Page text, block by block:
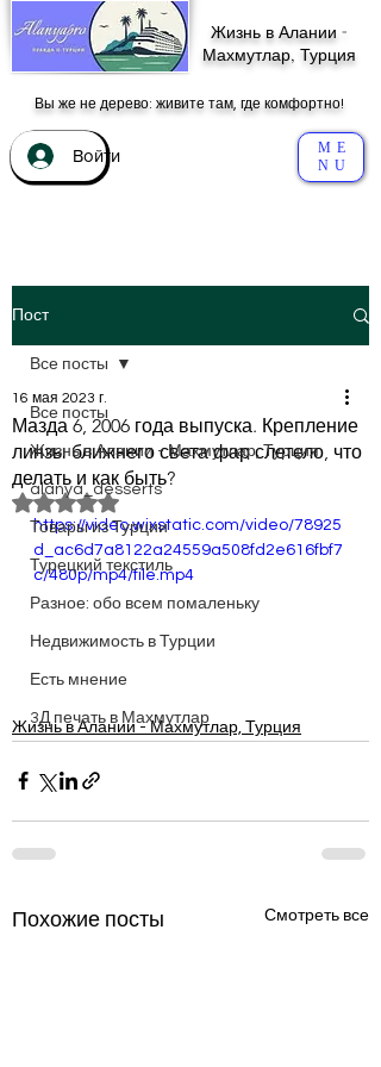
Жизнь в Алании -
Махмутлар, Турция
Вы же не дерево: живите там, где комфортно!
Войти
ME
NU
Пост
Все посты
Жизнь в Алании - Махмутлар, Турция
alanya_desserts
Товары из Турции
Турецкий текстиль
Разное: обо всем помаленьку
Недвижимость в Турции
Есть мнение
3Д печать в Махмутлар
Все посты
Мазда 6, 2006 года выпуска. Крепление
линзы ближнего света фар слетело, что
делать и как быть?
16 мая 2023 г.
Оценка: не число из 5 звезд.
https://video.wixstatic.com/video/78925
d_ac6d7a8122a24559a508fd2e616fbf7
c/480p/mp4/file.mp4
Жизнь в Алании - Махмутлар, Турция
Похожие посты Смотреть все